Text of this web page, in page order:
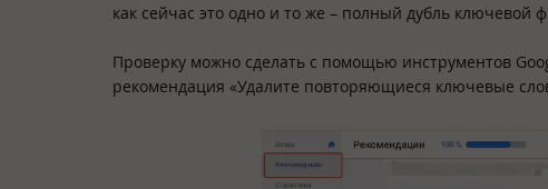
как сейчас это одно и то же – полный дубль ключевой
Проверку можно сделать с помощью инструментов
рекомендация «Удалите повторяющиеся ключевые